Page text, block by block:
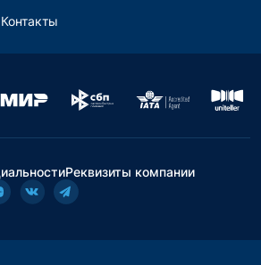
Контакты
Реквизиты компании